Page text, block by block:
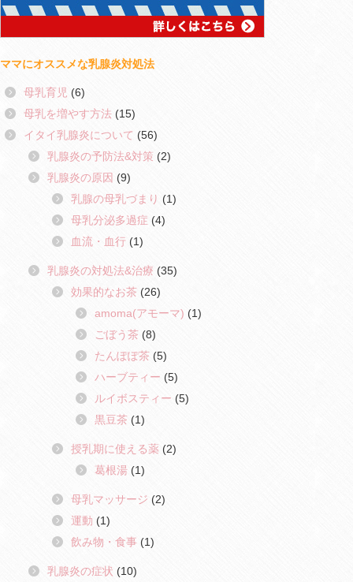
ママにオススメな乳腺炎対処法
母乳育児 (6)
母乳を増やす方法 (15)
イタイ乳腺炎について (56)
乳腺炎の予防法&対策 (2)
乳腺炎の原因 (9)
乳腺の母乳づまり (1)
母乳分泌多過症 (4)
血流・血行 (1)
乳腺炎の対処法&治療 (35)
効果的なお茶 (26)
amoma(アモーマ) (1)
ごぼう茶 (8)
たんぽぽ茶 (5)
ハーブティー (5)
ルイボスティー (5)
黒豆茶 (1)
授乳期に使える薬 (2)
葛根湯 (1)
母乳マッサージ (2)
運動 (1)
飲み物・食事 (1)
乳腺炎の症状 (10)